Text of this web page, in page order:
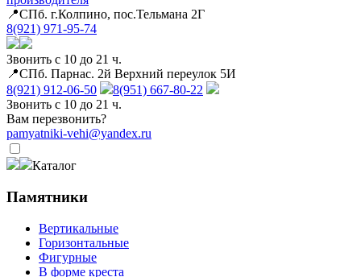
📍СПб. г.Колпино, пос.Тельмана 2Г
8(921) 971-95-74
Звонить с 10 до 21 ч.
📍СПб. Парнас. 2й Верхний переулок 5И
8(921) 912-06-50
8(951) 667-80-22
Звонить с 10 до 21 ч.
Вам перезвонить?
pamyatniki-vehi@yandex.ru
Каталог
Памятники
Вертикальные
Горизонтальные
Фигурные
В форме креста